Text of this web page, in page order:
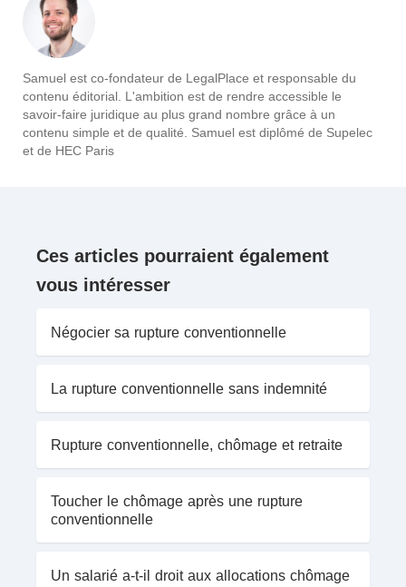
Samuel est co-fondateur de LegalPlace et responsable du
contenu éditorial. L'ambition est de rendre accessible le
savoir-faire juridique au plus grand nombre grâce à un
contenu simple et de qualité. Samuel est diplômé de Supelec
et de HEC Paris
Ces articles pourraient également
vous intéresser
Négocier sa rupture conventionnelle
La rupture conventionnelle sans indemnité
Rupture conventionnelle, chômage et retraite
Toucher le chômage après une rupture
conventionnelle
Un salarié a-t-il droit aux allocations chômage